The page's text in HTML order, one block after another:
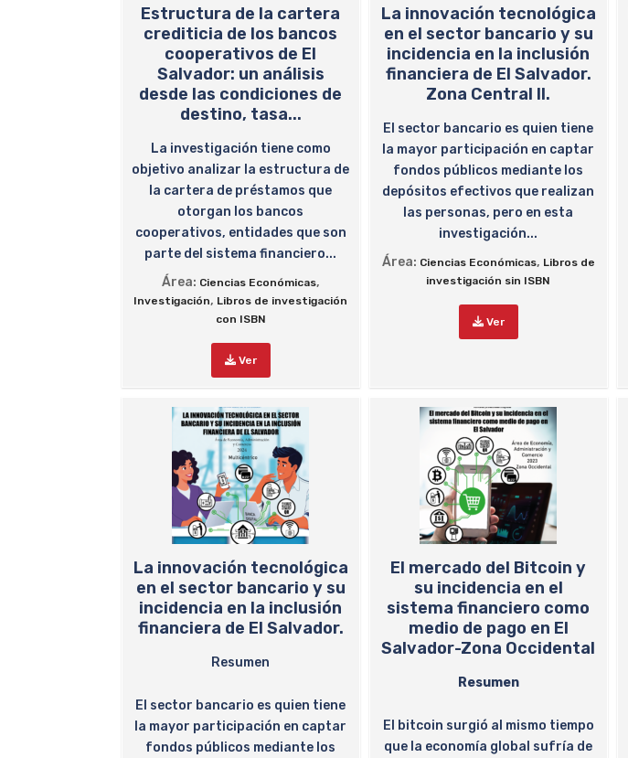
Estructura de la cartera
crediticia de los bancos
cooperativos de El
Salvador: un análisis
desde las condiciones de
destino, tasa...
La investigación tiene como
objetivo analizar la estructura de
la cartera de préstamos que
otorgan los bancos
cooperativos, entidades que son
parte del sistema financiero...
Área: Ciencias Económicas,
Investigación, Libros de investigación
con ISBN
Ver
La innovación tecnológica
en el sector bancario y su
incidencia en la inclusión
financiera de El Salvador.
Zona Central II.
El sector bancario es quien tiene
la mayor participación en captar
fondos públicos mediante los
depósitos efectivos que realizan
las personas, pero en esta
investigación...
Área: Ciencias Económicas, Libros de
investigación sin ISBN
Ver
La innovación tecnológica
en el sector bancario y su
incidencia en la inclusión
financiera de El Salvador.
Resumen
El sector bancario es quien tiene
la mayor participación en captar
fondos públicos mediante los
El mercado del Bitcoin y
su incidencia en el
sistema financiero como
medio de pago en El
Salvador-Zona Occidental
Resumen
El bitcoin surgió al mismo tiempo
que la economía global sufría de